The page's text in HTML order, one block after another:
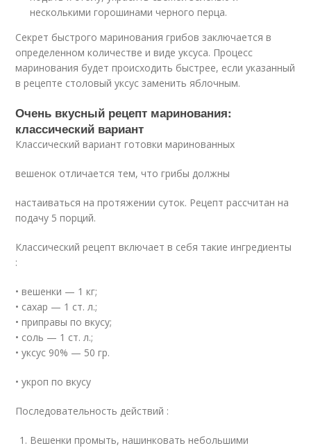
несколькими горошинами черного перца.
Секрет быстрого маринования грибов заключается в
определенном количестве и виде уксуса. Процесс
маринования будет происходить быстрее, если указанный
в рецепте столовый уксус заменить яблочным.
Очень вкусный рецепт маринования:
классический вариант
Классический вариант готовки маринованных
вешенок отличается тем, что грибы должны
настаиваться на протяжении суток. Рецепт рассчитан на
подачу 5 порций.
Классический рецепт включает в себя такие ингредиенты
:
• вешенки — 1 кг;
• сахар — 1 ст. л.;
• приправы по вкусу;
• соль — 1 ст. л.;
• уксус 90% — 50 гр.
• укроп по вкусу
Последовательность действий :
Вешенки промыть, нашинковать небольшими